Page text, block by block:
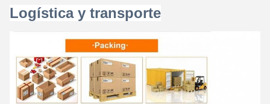
Logística y transporte